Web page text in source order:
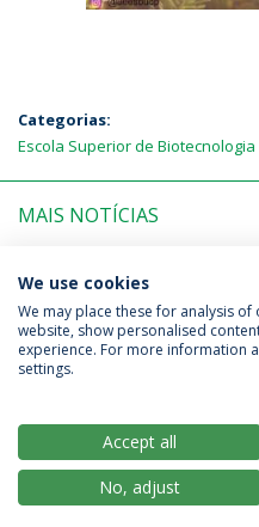
Categorias:
Escola Superior de Biotecnologia
MAIS NOTÍCIAS
PRÓXIMOS EVENTOS
Política de Privacidade
© 2026
We use cookies
We may place these for analysis
website, show personalised
experience. For more information
settings.
Accept all
No, adjust